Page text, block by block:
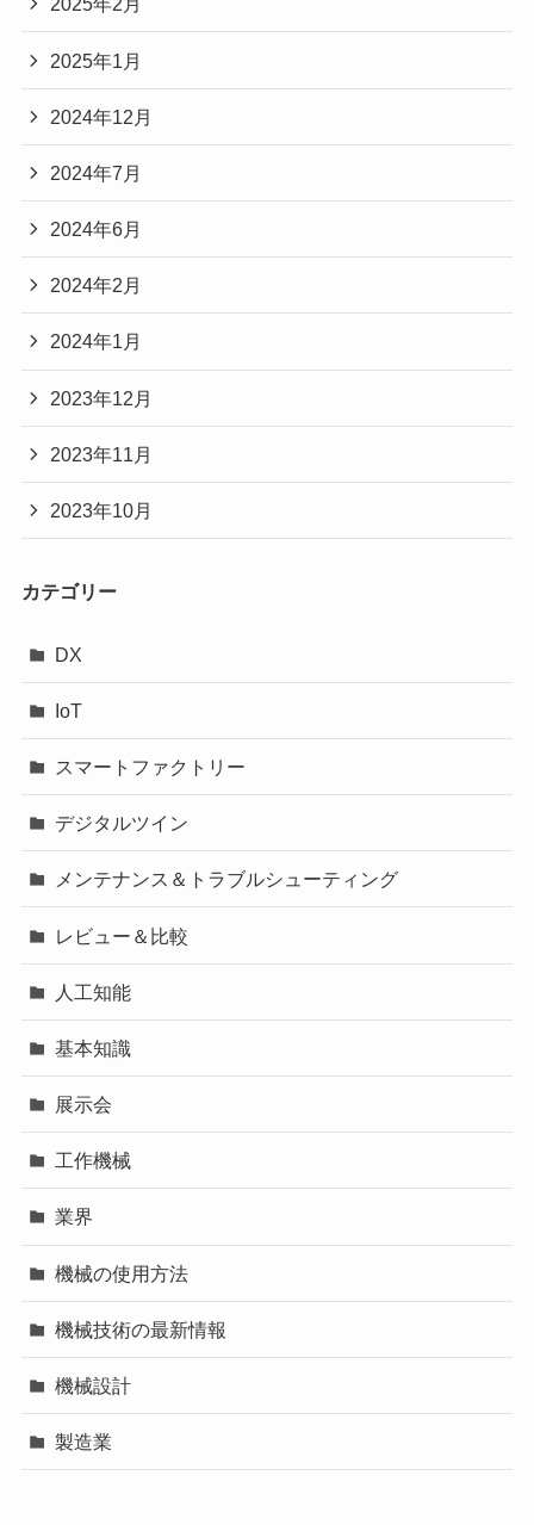
2025年1月
2024年12月
2024年7月
2024年6月
2024年2月
2024年1月
2023年12月
2023年11月
2023年10月
カテゴリー
DX
IoT
スマートファクトリー
デジタルツイン
メンテナンス＆トラブルシューティング
レビュー＆比較
人工知能
基本知識
展示会
工作機械
業界
機械の使用方法
機械技術の最新情報
機械設計
製造業